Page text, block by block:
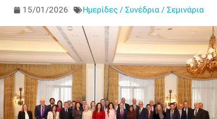
15/01/2026 Ημερίδες / Συνέδρια / Σεμινάρια